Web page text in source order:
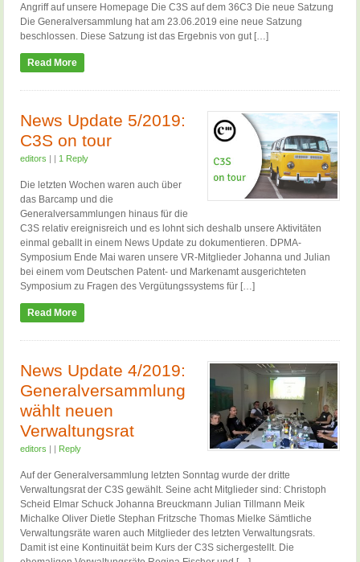
Angriff auf unsere Homepage Die C3S auf dem 36C3 Die neue Satzung
Die Generalversammlung hat am 23.06.2019 eine neue Satzung
beschlossen. Diese Satzung ist das Ergebnis von gut […]
Read More
News Update 5/2019:
C3S on tour
editors | | 1 Reply
Die letzten Wochen waren auch über
das Barcamp und die
Generalversammlungen hinaus für die
C3S relativ ereignisreich und es lohnt sich deshalb unsere Aktivitäten
einmal geballt in einem News Update zu dokumentieren. DPMA-
Symposium Ende Mai waren unsere VR-Mitglieder Johanna und Julian
bei einem vom Deutschen Patent- und Markenamt ausgerichteten
Symposium zu Fragen des Vergütungssystems für […]
Read More
News Update 4/2019:
Generalversammlung
wählt neuen
Verwaltungsrat
editors | | Reply
Auf der Generalversammlung letzten Sonntag wurde der dritte
Verwaltungsrat der C3S gewählt. Seine acht Mitglieder sind: Christoph
Scheid Elmar Schuck Johanna Breuckmann Julian Tillmann Meik
Michalke Oliver Dietle Stephan Fritzsche Thomas Mielke Sämtliche
Verwaltungsräte waren auch Mitglieder des letzten Verwaltungsrats.
Damit ist eine Kontinuität beim Kurs der C3S sichergestellt. Die